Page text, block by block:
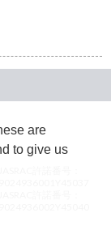
are
to give us